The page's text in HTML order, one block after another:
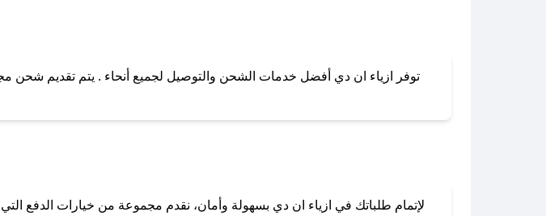
لا تقلق! يمكنك التواصل مع فريق دعم صحصح عبر
توفر ازياء ان دي أفضل خدمات الشحن والتوصيل لجميع أنحاء . يتم تقديم شحن
لإتمام طلباتك في ازياء ان دي بسهولة وأمان، نقدم مجموعة من خيارات الدفع التي